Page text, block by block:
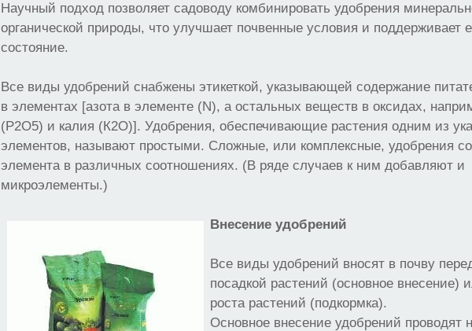
Научный подход позволяет садоводу комбинировать удобрения
органической природы, что улучшает почвенные условия и поддерживает
состояние.
Все виды удобрений снабжены этикеткой, указывающей содержание
в элементах [азота в элементе (N), а остальных веществ в оксидах,
(Р2О5) и калия (К2О)]. Удобрения, обеспечивающие растения одним из
элементов, называют простыми. Сложные, или комплексные, удобрения
элемента в различных соотношениях. (В ряде случаев к ним добавляют и
микроэлементы.)
Внесение удобрений
Все виды удобрений вносят в почву
посадкой растений (основное внесение)
роста растений (подкормка).
Основное внесение удобрений проводят